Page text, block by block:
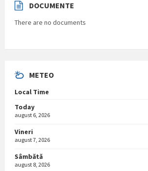
DOCUMENTE
There are no documents
METEO
Local Time
Today
august 6, 2026
Vineri
august 7, 2026
Sâmbătă
august 8, 2026